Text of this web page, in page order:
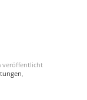
veröffentlicht
,